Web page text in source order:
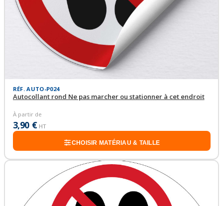
RÉF. AUTO-P024
Autocollant rond Ne pas marcher ou stationner à cet endroit
À partir de
3,90 € HT
CHOISIR MATÉRIAU & TAILLE